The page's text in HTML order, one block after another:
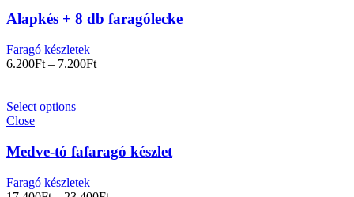
Alapkés + 8 db faragólecke
Faragó készletek
6.200Ft – 7.200Ft
Select options
Close
Medve-tó fafaragó készlet
Faragó készletek